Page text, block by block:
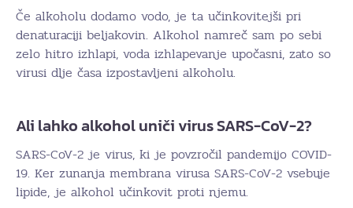
Če alkoholu dodamo vodo, je ta učinkovitejši pri
denaturaciji beljakovin. Alkohol namreč sam po sebi
zelo hitro izhlapi, voda izhlapevanje upočasni, zato so
virusi dlje časa izpostavljeni alkoholu.
Ali lahko alkohol uniči virus SARS-CoV-2?
SARS-CoV-2 je virus, ki je povzročil pandemijo COVID-
19. Ker zunanja membrana virusa SARS-CoV-2 vsebuje
lipide, je alkohol učinkovit proti njemu.